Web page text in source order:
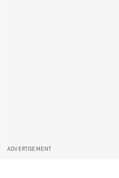
ADVERTISEMENT